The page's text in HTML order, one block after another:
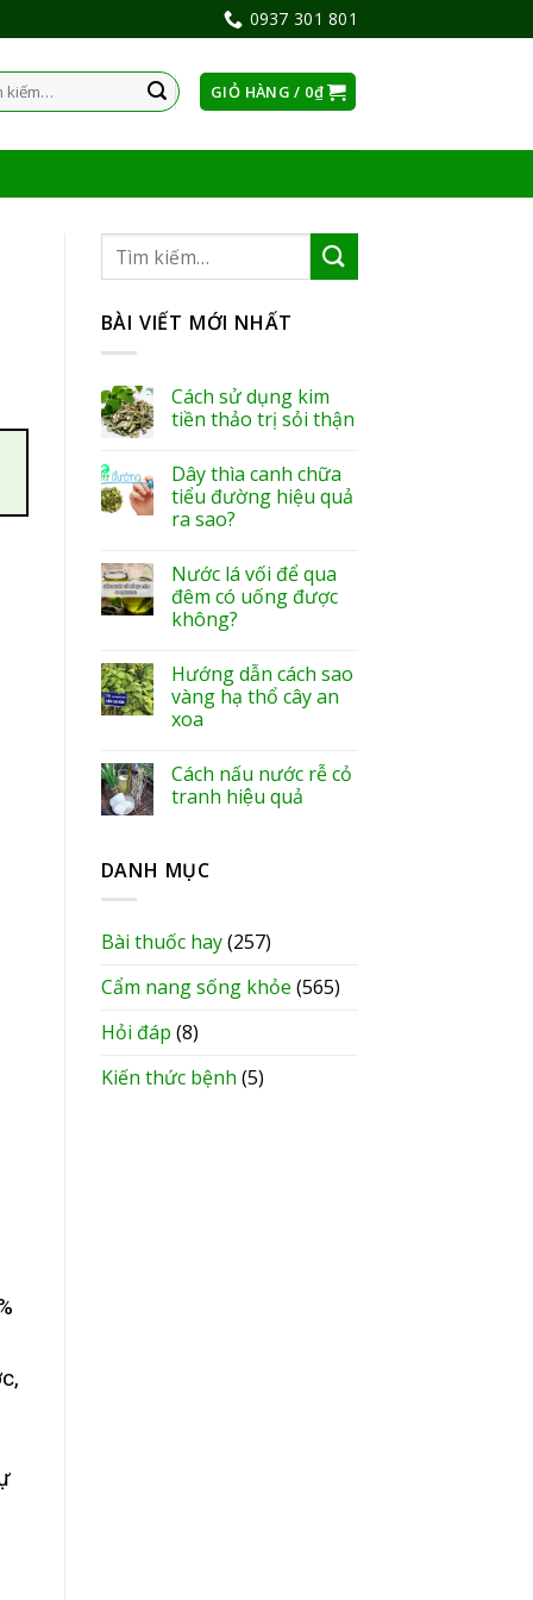
0937 301 801
GIỎ HÀNG / 0₫
BÀI VIẾT MỚI NHẤT
Cách sử dụng kim
tiền thảo trị sỏi thận
Dây thìa canh chữa
tiểu đường hiệu quả
ra sao?
Nước lá vối để qua
đêm có uống được
không?
Hướng dẫn cách sao
vàng hạ thổ cây an
xoa
Cách nấu nước rễ cỏ
tranh hiệu quả
DANH MỤC
Bài thuốc hay(257)
Cẩm nang sống khỏe (565)
Hỏi đáp (8)
Kiến thức bệnh (5)